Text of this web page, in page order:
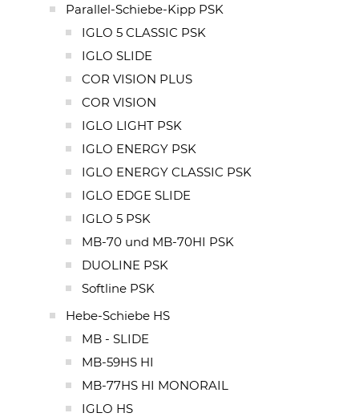
Parallel-Schiebe-Kipp PSK
IGLO 5 CLASSIC PSK
IGLO SLIDE
COR VISION PLUS
COR VISION
IGLO LIGHT PSK
IGLO ENERGY PSK
IGLO ENERGY CLASSIC PSK
IGLO EDGE SLIDE
IGLO 5 PSK
MB-70 und MB-70HI PSK
DUOLINE PSK
Softline PSK
Hebe-Schiebe HS
MB - SLIDE
MB-59HS HI
MB-77HS HI MONORAIL
IGLO HS